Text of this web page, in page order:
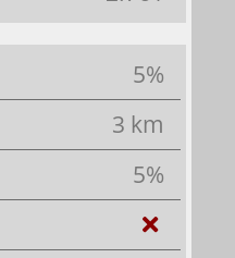
5%
3 km
5%